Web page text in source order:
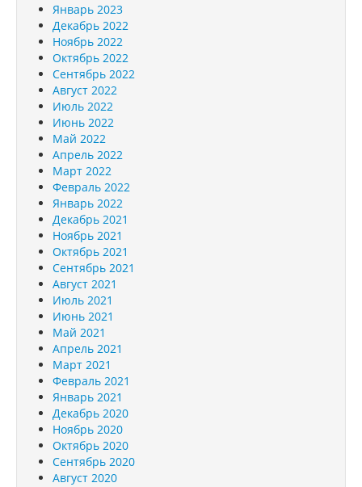
Январь 2023
Декабрь 2022
Ноябрь 2022
Октябрь 2022
Сентябрь 2022
Август 2022
Июль 2022
Июнь 2022
Май 2022
Апрель 2022
Март 2022
Февраль 2022
Январь 2022
Декабрь 2021
Ноябрь 2021
Октябрь 2021
Сентябрь 2021
Август 2021
Июль 2021
Июнь 2021
Май 2021
Апрель 2021
Март 2021
Февраль 2021
Январь 2021
Декабрь 2020
Ноябрь 2020
Октябрь 2020
Сентябрь 2020
Август 2020